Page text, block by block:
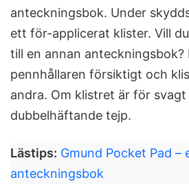
anteckningsbok. Under
ett för-applicerat klister. Vill
till en annan anteckningsbok?
pennhållaren försiktigt och
andra. Om klistret är för
dubbelhäftande tejp.
Lästips: Gmund Pocket Pad
anteckningsbok